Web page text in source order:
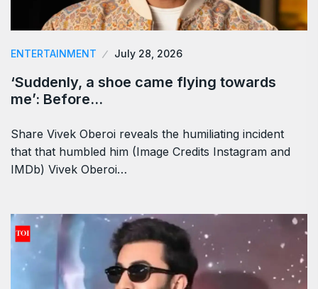
ENTERTAINMENT July 28, 2026
‘Suddenly, a shoe came flying towards
me’: Before…
Share Vivek Oberoi reveals the humiliating incident
that that humbled him (Image Credits Instagram and
IMDb) Vivek Oberoi…